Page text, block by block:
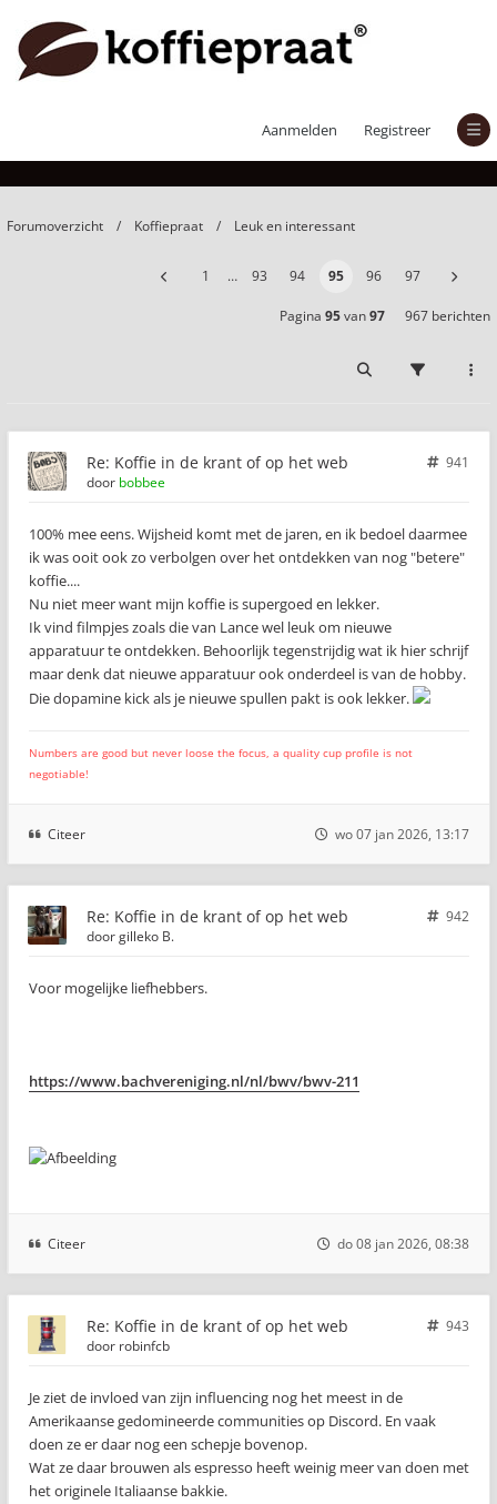
Aanmelden Registreer
Koffie in de krant of op het web
Forumoverzicht Koffiepraat Leuk en interessant
1 … 93 94 95 96 97
Pagina 95van97 967 berichten
Re: Koffie in de krant of op het web
941
door bobbee
100% mee eens. Wijsheid komt met de jaren, en ik bedoel daarmee
ik was ooit ook zo verbolgen over het ontdekken van nog "betere"
koffie....
Nu niet meer want mijn koffie is supergoed en lekker.
Ik vind filmpjes zoals die van Lance wel leuk om nieuwe
apparatuur te ontdekken. Behoorlijk tegenstrijdig wat ik hier schrijf
maar denk dat nieuwe apparatuur ook onderdeel is van de hobby.
Die dopamine kick als je nieuwe spullen pakt is ook lekker.
Numbers are good but never loose the focus, a quality cup profile is not
negotiable!
Citeer wo 07 jan 2026, 13:17
Re: Koffie in de krant of op het web
942
doorgilleko B.
Voor mogelijke liefhebbers.
https://www.bachvereniging.nl/nl/bwv/bwv-211
Citeer do 08 jan 2026, 08:38
Re: Koffie in de krant of op het web
943
door robinfcb
Je ziet de invloed van zijn influencing nog het meest in de
Amerikaanse gedomineerde communities op Discord. En vaak
doen ze er daar nog een schepje bovenop.
Wat ze daar brouwen als espresso heeft weinig meer van doen met
het originele Italiaanse bakkie.